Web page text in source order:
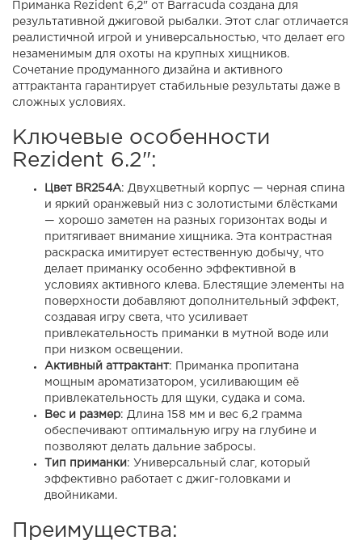
Приманка Rezident 6,2" от Barracuda создана для
результативной джиговой рыбалки. Этот слаг отличается
реалистичной игрой и универсальностью, что делает его
незаменимым для охоты на крупных хищников.
Сочетание продуманного дизайна и активного
аттрактанта гарантирует стабильные результаты даже в
сложных условиях.
Ключевые особенности
Rezident 6.2":
Цвет BR254А: Двухцветный корпус — черная спина
и яркий оранжевый низ с золотистыми блёстками
— хорошо заметен на разных горизонтах воды и
притягивает внимание хищника. Эта контрастная
раскраска имитирует естественную добычу, что
делает приманку особенно эффективной в
условиях активного клева. Блестящие элементы на
поверхности добавляют дополнительный эффект,
создавая игру света, что усиливает
привлекательность приманки в мутной воде или
при низком освещении.
Активный аттрактант: Приманка пропитана
мощным ароматизатором, усиливающим её
привлекательность для щуки, судака и сома.
Вес и размер: Длина 158 мм и вес 6,2 грамма
обеспечивают оптимальную игру на глубине и
позволяют делать дальние забросы.
Тип приманки: Универсальный слаг, который
эффективно работает с джиг-головками и
двойниками.
Преимущества: